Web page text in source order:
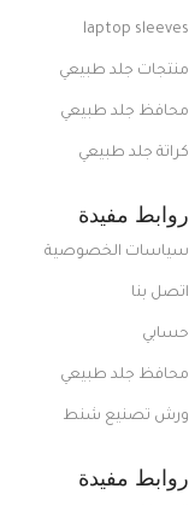
laptop sleeves
منتجات جلد طبيعي
محافظ جلد طبيعي
كراتة جلد طبيعي
روابط مفيدة
سياسات الخصوصية
اتصل بنا
حسابي
محافظ جلد طبيعي
ورش تصنيع شنط
روابط مفيدة